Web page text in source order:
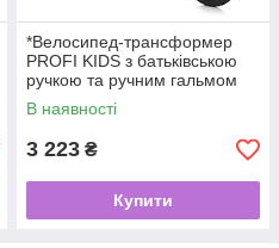
*Велосипед-трансформер
PROFI KIDS з батьківською
ручкою та ручним гальмом
арт. MB 1021-2/1
В наявності
3 223 ₴
Купити